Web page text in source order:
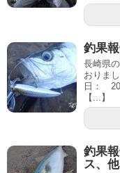
釣果
長崎県
おりま
日：
【...】
釣果
ス、